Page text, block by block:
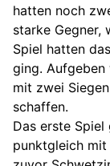
hatten noch
starke Gegner,
Spiel hatten
ging.
mit zwei
schaffen.
Das erste
punktgleich mit